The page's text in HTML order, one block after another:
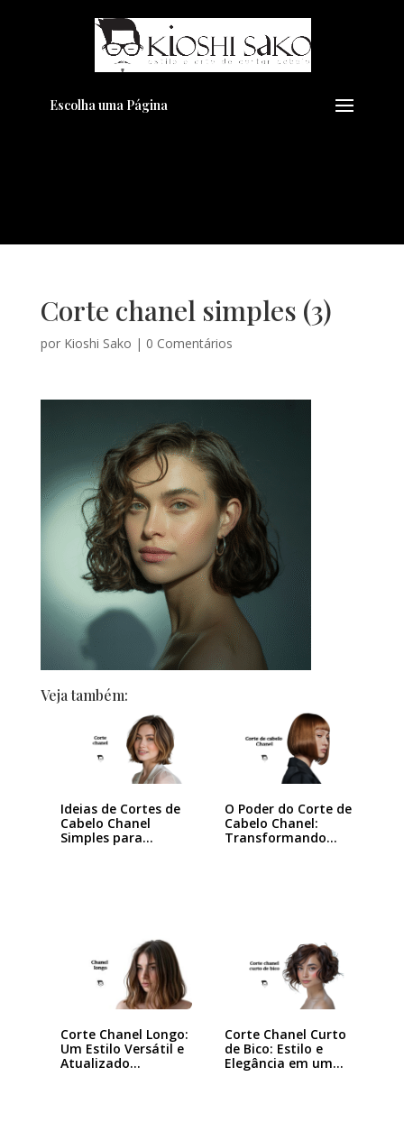
Escolha uma Página
Corte chanel simples (3)
por Kioshi Sako | 0 Comentários
Veja também:
Ideias de Cortes de
Cabelo Chanel
Simples para…
O Poder do Corte de
Cabelo Chanel:
Transformando
Corte Chanel Longo:
Um Estilo Versátil e
Atualizado…
Corte Chanel Curto
de Bico: Estilo e
Elegância em um…
Pensando em transformar seu
Visual??